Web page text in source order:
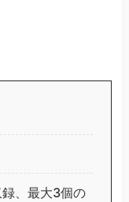
、最大3個の